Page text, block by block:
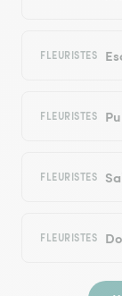
FLEURISTES
FLEURISTES
FLEURISTES
FLEURISTES